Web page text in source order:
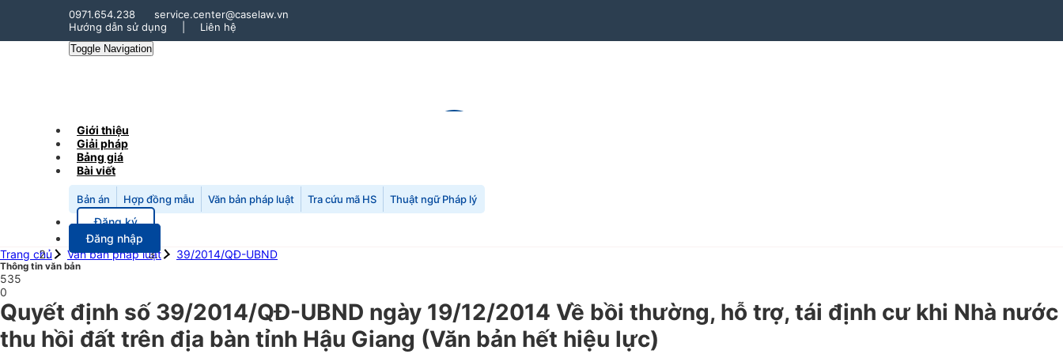
0971.654.238
service.center@caselaw.vn
Hướng dẫn sử dụng
Liên hệ
Toggle Navigation
Giới thiệu
Giải pháp
Bảng giá
Bài viết
Bản án Hợp đồng mẫu Văn bản pháp luật Tra cứu mã HS Thuật ngữ Pháp lý
Đăng ký
Đăng nhập
Trang chủ
Văn bản pháp luật 39/2014/QĐ-UBND
Thông tin văn bản
535
0
Quyết định số 39/2014/QĐ-UBND ngày 19/12/2014 Về bồi thường, hỗ trợ, tái định cư khi Nhà nước
thu hồi đất trên địa bàn tỉnh Hậu Giang (Văn bản hết hiệu lực)